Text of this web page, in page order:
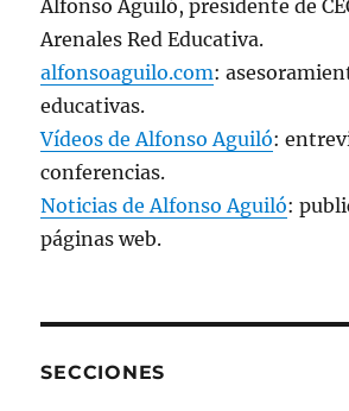
Alfonso Aguiló, presidente de
Arenales Red Educativa.
alfonsoaguilo.com:
educativas.
Vídeos de Alfonso Aguiló:
conferencias.
Noticias de Alfonso Aguiló:
páginas web.
SECCIONES